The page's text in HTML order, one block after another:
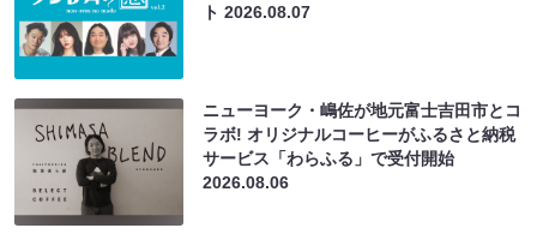
ト2026.08.07
ニューヨーク・嶋佐が地元富士吉田市とコ
ラボ! オリジナルコーヒーがふるさと納税
サービス「わらふる」で受付開始
2026.08.06